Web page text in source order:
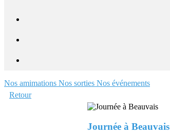
Nos amimations Nos sorties Nos événements
Retour
Journée à Beauvais